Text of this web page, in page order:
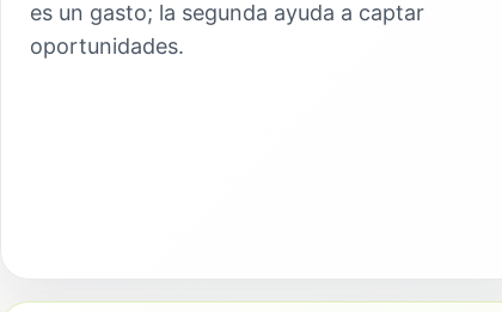
es un gasto; la segunda ayuda a captar
oportunidades.